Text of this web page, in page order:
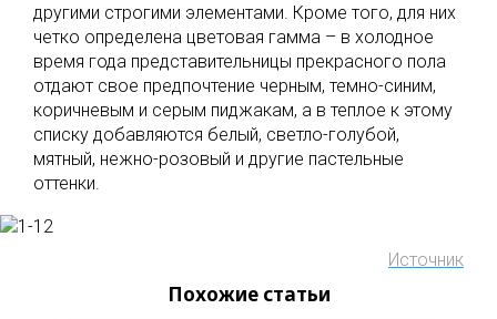
другими строгими элементами. Кроме того, для них
четко определена цветовая гамма – в холодное
время года представительницы прекрасного пола
отдают свое предпочтение черным, темно-синим,
коричневым и серым пиджакам, а в теплое к этому
списку добавляются белый, светло-голубой,
мятный, нежно-розовый и другие пастельные
оттенки.
Источник
Похожие статьи